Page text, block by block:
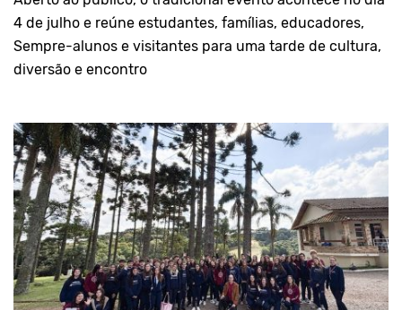
4 de julho e reúne estudantes, famílias, educadores,
Sempre-alunos e visitantes para uma tarde de cultura,
diversão e encontro